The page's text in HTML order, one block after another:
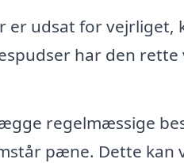
er udsat for
har den
regelmæssige
pæne. Dette